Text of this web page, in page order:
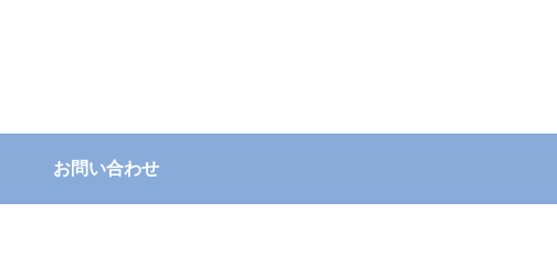
お問い合わせ